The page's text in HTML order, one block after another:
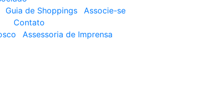
Guia de Shoppings
Associe-se
Contato
Assessoria de Imprensa